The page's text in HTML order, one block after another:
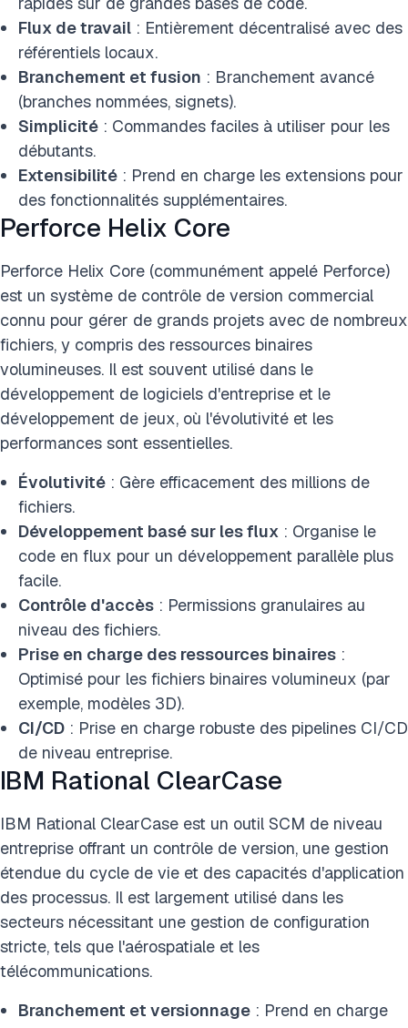
Flux de travail : Entièrement décentralisé avec des
référentiels locaux.
Branchement et fusion : Branchement avancé
(branches nommées, signets).
Simplicité : Commandes faciles à utiliser pour les
débutants.
Extensibilité : Prend en charge les extensions pour
des fonctionnalités supplémentaires.
Perforce Helix Core
Perforce Helix Core (communément appelé Perforce)
est un système de contrôle de version commercial
connu pour gérer de grands projets avec de nombreux
fichiers, y compris des ressources binaires
volumineuses. Il est souvent utilisé dans le
développement de logiciels d'entreprise et le
développement de jeux, où l'évolutivité et les
performances sont essentielles.
Évolutivité : Gère efficacement des millions de
fichiers.
Développement basé sur les flux : Organise le
code en flux pour un développement parallèle plus
facile.
Contrôle d'accès : Permissions granulaires au
niveau des fichiers.
Prise en charge des ressources binaires :
Optimisé pour les fichiers binaires volumineux (par
exemple, modèles 3D).
CI/CD : Prise en charge robuste des pipelines CI/CD
de niveau entreprise.
IBM Rational ClearCase
IBM Rational ClearCase est un outil SCM de niveau
entreprise offrant un contrôle de version, une gestion
étendue du cycle de vie et des capacités d'application
des processus. Il est largement utilisé dans les
secteurs nécessitant une gestion de configuration
stricte, tels que l'aérospatiale et les
télécommunications.
Branchement et versionnage : Prend en charge